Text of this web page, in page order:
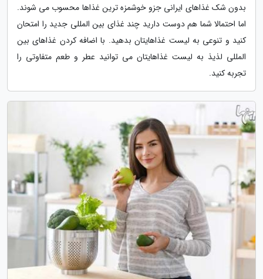
بدون شک غذاهای ایرانی جزو خوشمزه ترین غذاها محسوب می شوند.
اما احتمالا شما هم دوست دارید چند غذای بین المللی جدید را امتحان
کنید و تنوعی به لیست غذاهایتان بدهید. با اضافه کردن غذاهای بین
المللی لذیذ به لیست غذاهایتان می توانید عطر و طعم متفاوتی را
تجربه کنید.